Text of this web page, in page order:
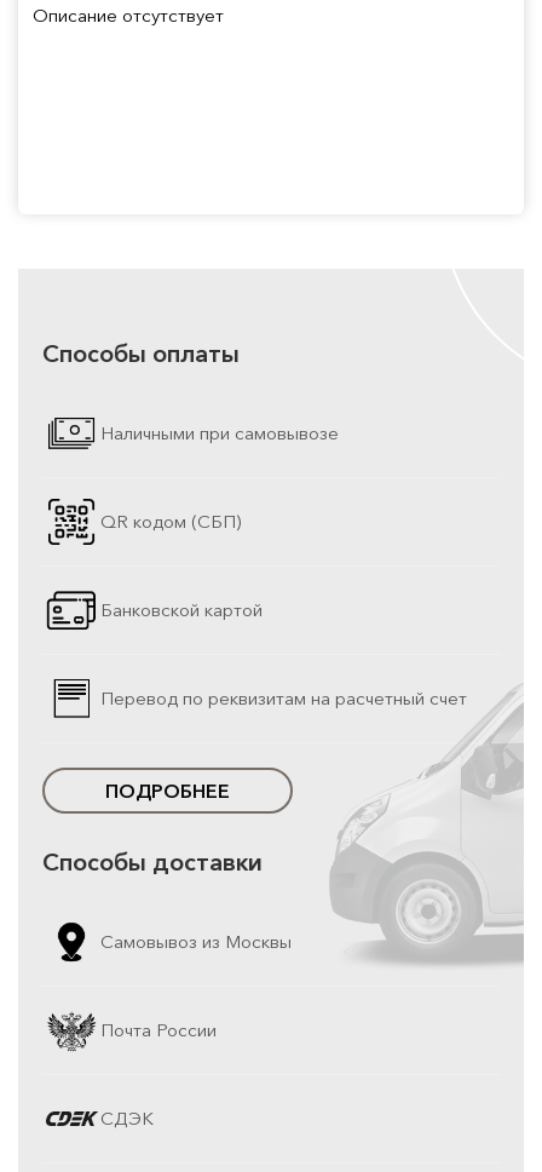
Описание отсутствует
Способы оплаты
Наличными при самовывозе
QR кодом (СБП)
Банковской картой
Перевод по реквизитам на расчетный счет
ПОДРОБНЕЕ
Способы доставки
Самовывоз из Москвы
Почта России
СДЭК